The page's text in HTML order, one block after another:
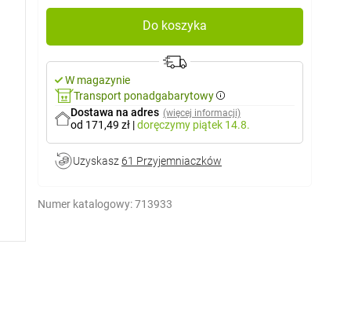
Do koszyka
W magazynie
Transport ponadgabarytowy
Dostawa na adres (więcej informacji)
od 171,49 zł |doręczymy piątek 14.8.
Uzyskasz 61 Przyjemniaczków
Numer katalogowy:713933